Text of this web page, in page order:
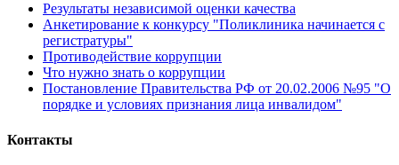
Результаты независимой оценки качества
Анкетирование к конкурсу "Поликлиника начинается с
регистратуры"
Противодействие коррупции
Что нужно знать о коррупции
Постановление Правительства РФ от 20.02.2006 №95 "О
порядке и условиях признания лица инвалидом"
Контакты